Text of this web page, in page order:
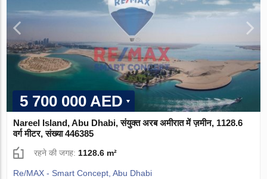
5 700 000 AED
Nareel Island, Abu Dhabi, संयुक्त अरब अमीरात में ज़मीन, 1128.6
वर्ग मीटर, संख्या 446385
रहने की जगह: 1128.6 m²
Re/MAX - Smart Concept, Abu Dhabi